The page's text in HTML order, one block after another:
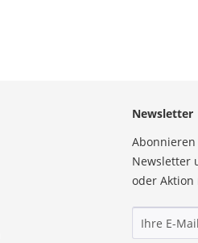
Newsletter
Abonnieren
Newsletter
oder Aktion